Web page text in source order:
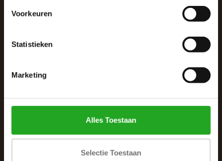
Voorkeuren
Statistieken
Marketing
Alles Toestaan
Selectie Toestaan
040 287 12 00
info@dewoonhoek.nl